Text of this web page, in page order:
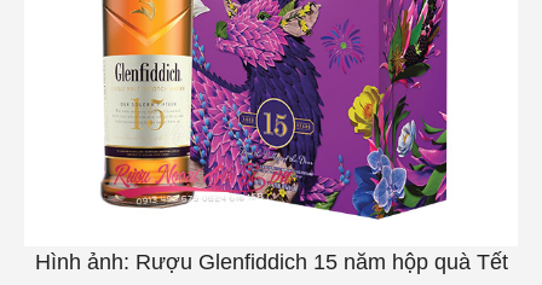
Hình ảnh: Rượu Glenfiddich 15 năm hộp quà Tết